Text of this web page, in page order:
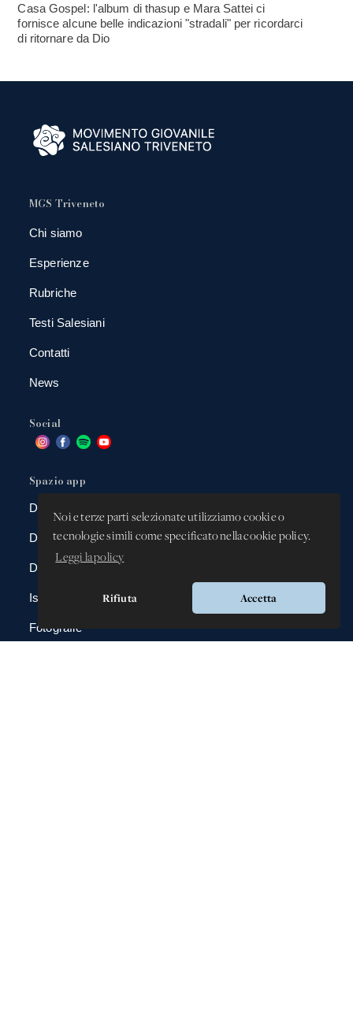
Noi e terze parti selezionate utilizziamo cookie o
tecnologie simili come specificato nella cookie policy.
Leggi la policy
Rifiuta Accetta
Casa Gospel: l'album di thasup e Mara Sattei ci
fornisce alcune belle indicazioni "stradali" per ricordarci
di ritornare da Dio
MGS Triveneto
Chi siamo
Esperienze
Rubriche
Testi Salesiani
Contatti
News
Social
Spazio app
DBAnima
DBContest
DBDrive
Iscrizioni
Fotografie